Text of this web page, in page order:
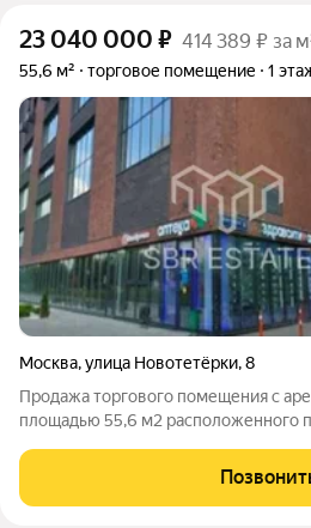
23 040 000 ₽ 414 389 ₽ за
55,6 м² торговое помещение 1
Москва,улица Новотетёрки,8
Продажа торгового помещения с
площадью 55,6 м2 расположенного
метро Перово). Помещение
первой линии жилого комплекса. В